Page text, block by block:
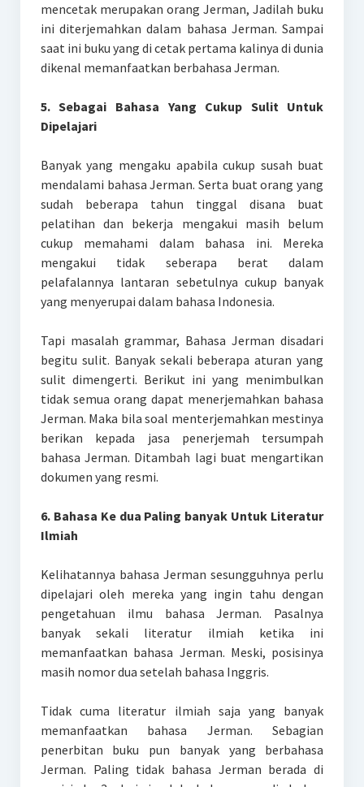
mencetak merupakan orang Jerman, Jadilah buku
ini diterjemahkan dalam bahasa Jerman. Sampai
saat ini buku yang di cetak pertama kalinya di dunia
dikenal memanfaatkan berbahasa Jerman.
5. Sebagai Bahasa Yang Cukup Sulit Untuk
Dipelajari
Banyak yang mengaku apabila cukup susah buat
mendalami bahasa Jerman. Serta buat orang yang
sudah beberapa tahun tinggal disana buat
pelatihan dan bekerja mengakui masih belum
cukup memahami dalam bahasa ini. Mereka
mengakui tidak seberapa berat dalam
pelafalannya lantaran sebetulnya cukup banyak
yang menyerupai dalam bahasa Indonesia.
Tapi masalah grammar, Bahasa Jerman disadari
begitu sulit. Banyak sekali beberapa aturan yang
sulit dimengerti. Berikut ini yang menimbulkan
tidak semua orang dapat menerjemahkan bahasa
Jerman. Maka bila soal menterjemahkan mestinya
berikan kepada jasa penerjemah tersumpah
bahasa Jerman. Ditambah lagi buat mengartikan
dokumen yang resmi.
6. Bahasa Ke dua Paling banyak Untuk Literatur
Ilmiah
Kelihatannya bahasa Jerman sesungguhnya perlu
dipelajari oleh mereka yang ingin tahu dengan
pengetahuan ilmu bahasa Jerman. Pasalnya
banyak sekali literatur ilmiah ketika ini
memanfaatkan bahasa Jerman. Meski, posisinya
masih nomor dua setelah bahasa Inggris.
Tidak cuma literatur ilmiah saja yang banyak
memanfaatkan bahasa Jerman. Sebagian
penerbitan buku pun banyak yang berbahasa
Jerman. Paling tidak bahasa Jerman berada di